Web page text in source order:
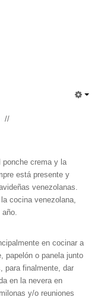
//
ponche crema y la
está presente y
venezolanas.
cocina venezolana,
en cocinar a
papelón o panela junto
para finalmente, dar
en la nevera en
y/o reuniones